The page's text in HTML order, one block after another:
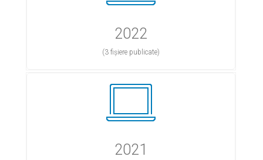
2022
(3 fișiere publicate)
2021